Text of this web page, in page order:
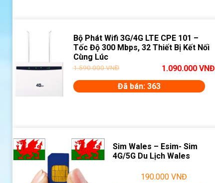
Bộ Phát Wifi 3G/4G LTE CPE 101 –
Tốc Độ 300 Mbps, 32 Thiết Bị Kết Nối
Cùng Lúc
1.590.000VNĐ 1.090.000 VNĐ
Đã bán: 363
Sim Wales – Esim- Sim
4G/5G Du Lịch Wales
190.000 VNĐ